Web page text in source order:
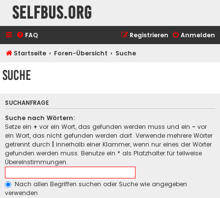
selfbus.org
FAQ Anmelden
Registrieren
Startseite Foren-Übersicht Suche
Suche
SUCHANFRAGE
Suche nach Wörtern:
Setze ein + vor ein Wort, das gefunden werden muss und ein - vor
ein Wort, das nicht gefunden werden darf. Verwende mehrere Wörter
getrennt durch
innerhalb einer Klammer, wenn nur eines der Wörter
gefunden werden muss. Benutze ein * als Platzhalter für teilweise
Übereinstimmungen.
Nach allen Begriffen suchen oder Suche wie angegeben
verwenden